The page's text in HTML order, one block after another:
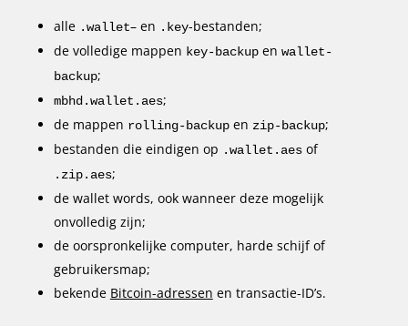
alle .wallet– en .key-bestanden;
de volledige mappen key-backupen wallet-
backup;
mbhd.wallet.aes;
de mappen rolling-backupen zip-backup;
bestanden die eindigen op .wallet.aesof
.zip.aes;
de wallet words, ook wanneer deze mogelijk
onvolledig zijn;
de oorspronkelijke computer, harde schijf of
gebruikersmap;
bekende Bitcoin-adressen en transactie-ID’s.